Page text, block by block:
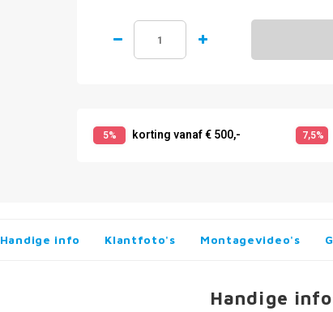
5% korting vanaf € 500,- 7,5%
Handige info Klantfoto's Montagevideo's
Handige info